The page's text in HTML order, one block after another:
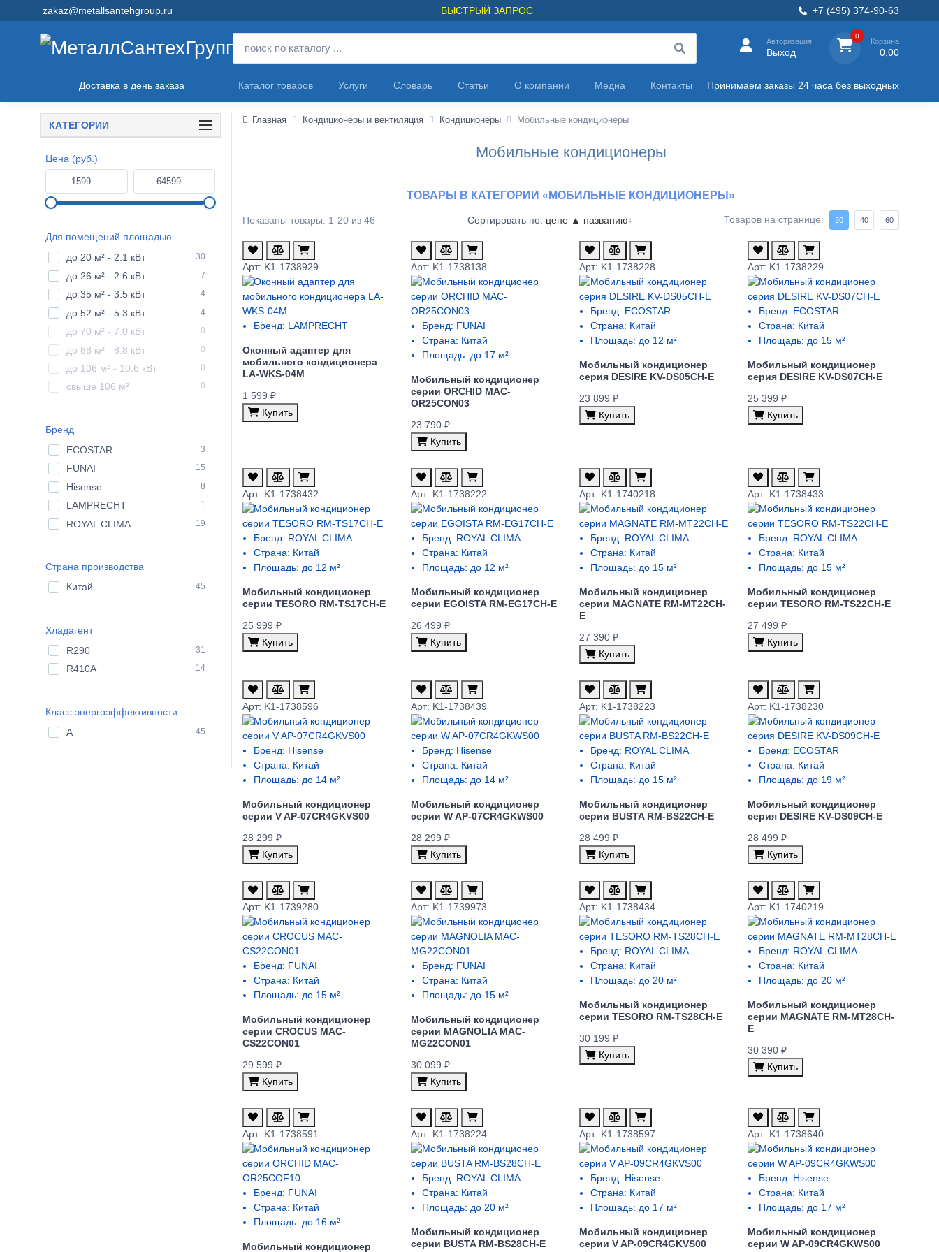
zakaz@metallsantehgroup.ru БЫСТРЫЙ ЗАПРОС +7 (495) 374-90-63
Авторизация
Выход
0
Корзина
0,00
Доставка в день заказа Каталог товаров Услуги Словарь Статьи О компании Медиа Контакты Принимаем заказы 24 часа без выходных
КАТЕГОРИИ
Цена (руб.)
Для помещений площадью
до 20 м² - 2.1 кВт
30
до 26 м² - 2.6 кВт 7
до 35 м² - 3.5 кВт 4
до 52 м² - 5.3 кВт 4
до 70 м² - 7.0 кВт 0
до 88 м² - 8.8 кВт 0
до 106 м² - 10.6 кВт 0
свыше 106 м² 0
Бренд
ECOSTAR
3
FUNAI 15
Hisense 8
LAMPRECHT 1
ROYAL CLIMA 19
Страна производства
Китай
45
Хладагент
R290
31
R410A 14
Класс энергоэффективности
A
45
Главная Кондиционеры и вентиляция Кондиционеры Мобильные кондиционеры
Мобильные кондиционеры
ТОВАРЫ В КАТЕГОРИИ «МОБИЛЬНЫЕ КОНДИЦИОНЕРЫ»
Показаны товары: 1-20 из 46 Сортировать по: цене ▲ названию ↕ Товаров на странице: 20 40 60
Арт: K1-1738929
Бренд: LAMPRECHT
Оконный адаптер для
мобильного кондиционера
LA-WKS-04M
1 599 ₽
Купить
Арт: K1-1738138
Бренд: FUNAI
Страна: Китай
Площадь: до 17 м²
Мобильный кондиционер
серии ORCHID MAC-
OR25CON03
23 790 ₽
Купить
Арт: K1-1738228
Бренд: ECOSTAR
Страна: Китай
Площадь: до 12 м²
Мобильный кондиционер
серия DESIRE KV-DS05CH-E
23 899 ₽
Купить
Арт: K1-1738229
Бренд: ECOSTAR
Страна: Китай
Площадь: до 15 м²
Мобильный кондиционер
серия DESIRE KV-DS07CH-E
25 399 ₽
Купить
Арт: K1-1738432
Бренд: ROYAL CLIMA
Страна: Китай
Площадь: до 12 м²
Мобильный кондиционер
cерии TESORO RM-TS17CH-E
25 999 ₽
Купить
Арт: K1-1738222
Бренд: ROYAL CLIMA
Страна: Китай
Площадь: до 12 м²
Мобильный кондиционер
cерии EGOISTA RM-EG17CH-E
26 499 ₽
Купить
Арт: K1-1740218
Бренд: ROYAL CLIMA
Страна: Китай
Площадь: до 15 м²
Мобильный кондиционер
cерии MAGNATE RM-MT22CH-
E
27 390 ₽
Купить
Арт: K1-1738433
Бренд: ROYAL CLIMA
Страна: Китай
Площадь: до 15 м²
Мобильный кондиционер
cерии TESORO RM-TS22CH-E
27 499 ₽
Купить
Арт: K1-1738596
Бренд: Hisense
Страна: Китай
Площадь: до 14 м²
Мобильный кондиционер
cерии V AP-07CR4GKVS00
28 299 ₽
Купить
Арт: K1-1738439
Бренд: Hisense
Страна: Китай
Площадь: до 14 м²
Мобильный кондиционер
cерии W AP-07CR4GKWS00
28 299 ₽
Купить
Арт: K1-1738223
Бренд: ROYAL CLIMA
Страна: Китай
Площадь: до 15 м²
Мобильный кондиционер
cерии BUSTA RM-BS22CH-E
28 499 ₽
Купить
Арт: K1-1738230
Бренд: ECOSTAR
Страна: Китай
Площадь: до 19 м²
Мобильный кондиционер
серия DESIRE KV-DS09CH-E
28 499 ₽
Купить
Арт: K1-1739280
Бренд: FUNAI
Страна: Китай
Площадь: до 15 м²
Мобильный кондиционер
cерии CROCUS MAC-
CS22CON01
29 599 ₽
Купить
Арт: K1-1739973
Бренд: FUNAI
Страна: Китай
Площадь: до 15 м²
Мобильный кондиционер
cерии MAGNOLIA MAC-
MG22CON01
30 099 ₽
Купить
Арт: K1-1738434
Бренд: ROYAL CLIMA
Страна: Китай
Площадь: до 20 м²
Мобильный кондиционер
cерии TESORO RM-TS28CH-E
30 199 ₽
Купить
Арт: K1-1740219
Бренд: ROYAL CLIMA
Страна: Китай
Площадь: до 20 м²
Мобильный кондиционер
cерии MAGNATE RM-MT28CH-
E
30 390 ₽
Купить
Арт: K1-1738591
Бренд: FUNAI
Страна: Китай
Площадь: до 16 м²
Мобильный кондиционер
Арт: K1-1738224
Бренд: ROYAL CLIMA
Страна: Китай
Площадь: до 20 м²
Мобильный кондиционер
cерии BUSTA RM-BS28CH-E
Арт: K1-1738597
Бренд: Hisense
Страна: Китай
Площадь: до 17 м²
Мобильный кондиционер
cерии V AP-09CR4GKVS00
Арт: K1-1738640
Бренд: Hisense
Страна: Китай
Площадь: до 17 м²
Мобильный кондиционер
cерии W AP-09CR4GKWS00